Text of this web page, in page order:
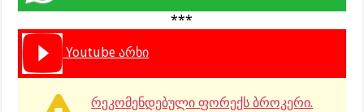
***
Youtube არხი
რეკომენდებული ფორექს ბროკერი.